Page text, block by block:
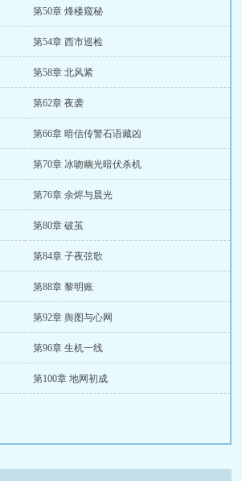
第50章 烽楼窥秘
第54章 西市巡检
第58章 北风紧
第62章 夜袭
第66章 暗信传警石语藏凶
第70章 冰吻幽光暗伏杀机
第76章 余烬与晨光
第80章 破茧
第84章 子夜弦歌
第88章 黎明账
第92章 舆图与心网
第96章 生机一线
第100章 地网初成